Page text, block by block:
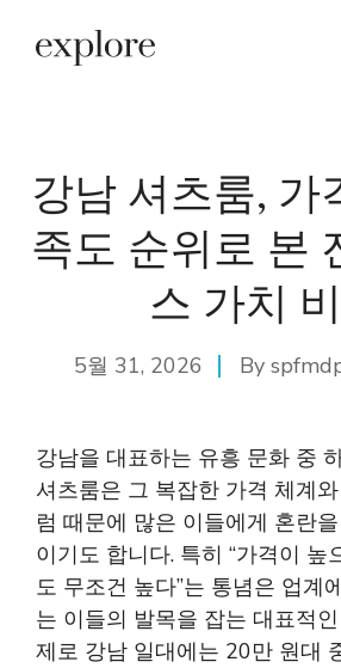
강남 셔츠룸, 가
족도 순위로 본
스 가치
5월 31, 2026 By
강남을 대표하는 유흥 문화 중
셔츠룸은 그 복잡한 가격 체계
럼 때문에 많은 이들에게 혼란
이기도 합니다. 특히 “가격이 높
도 무조건 높다”는 통념은 업계
는 이들의 발목을 잡는 대표적
제로 강남 일대에는 20만 원대